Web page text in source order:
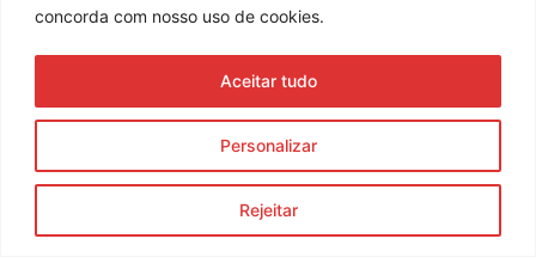
concorda com nosso uso de cookies.
Personalizar
Rejeitar
Aceitar tudo
© 2023 Morente Forte. Todos os direitos reservados